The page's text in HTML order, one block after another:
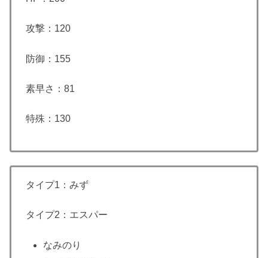
攻撃：120
防御：155
素早さ：81
特殊：130
タイプ1：みず
タイプ2：エスパー
なみのり